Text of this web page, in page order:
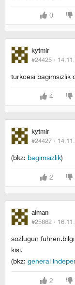
0
kytmir
#24425 ·
turkcesi bagimsizlik
4
kytmir
#24427 ·
(bkz: bagimsizlik)
2
alman
#25862 ·
sozlugun
kisi.
(bkz: general
2